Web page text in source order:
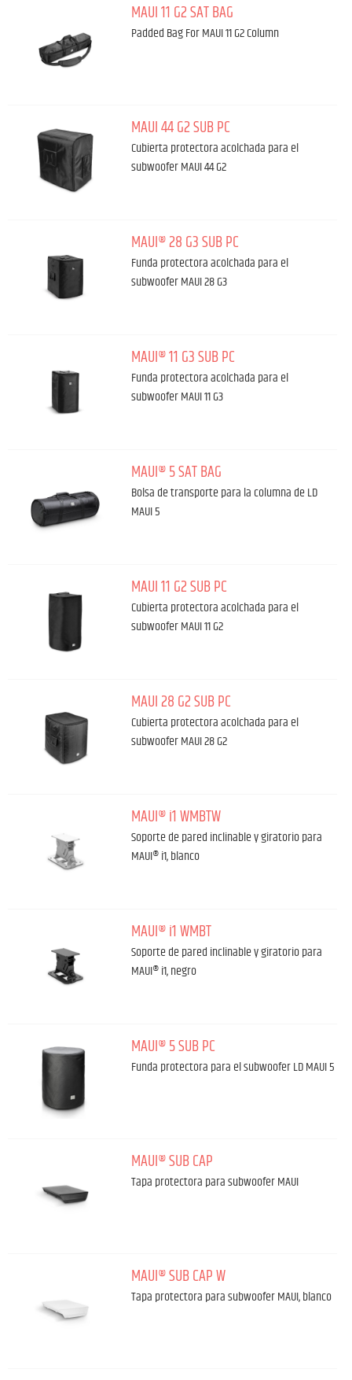
MAUI 11 G2 SAT BAG
Padded Bag For MAUI 11 G2 Column
MAUI 44 G2 SUB PC
Cubierta protectora acolchada para el
subwoofer MAUI 44 G2
MAUI® 28 G3 SUB PC
Funda protectora acolchada para el
subwoofer MAUI 28 G3
MAUI® 11 G3 SUB PC
Funda protectora acolchada para el
subwoofer MAUI 11 G3
MAUI® 5 SAT BAG
Bolsa de transporte para la columna de LD
MAUI 5
MAUI 11 G2 SUB PC
Cubierta protectora acolchada para el
subwoofer MAUI 11 G2
MAUI 28 G2 SUB PC
Cubierta protectora acolchada para el
subwoofer MAUI 28 G2
MAUI® i1 WMBTW
Soporte de pared inclinable y giratorio para
MAUI® i1, blanco
MAUI® i1 WMBT
Soporte de pared inclinable y giratorio para
MAUI® i1, negro
MAUI® 5 SUB PC
Funda protectora para el subwoofer LD MAUI 5
MAUI® SUB CAP
Tapa protectora para subwoofer MAUI
MAUI® SUB CAP W
Tapa protectora para subwoofer MAUI, blanco